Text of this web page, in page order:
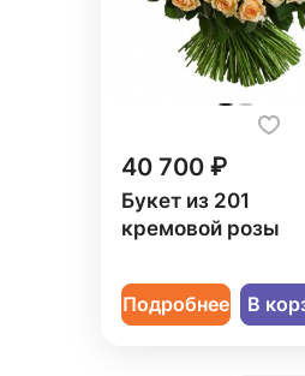
40 700 ₽
Букет из 201
кремовой розы
Подробнее В